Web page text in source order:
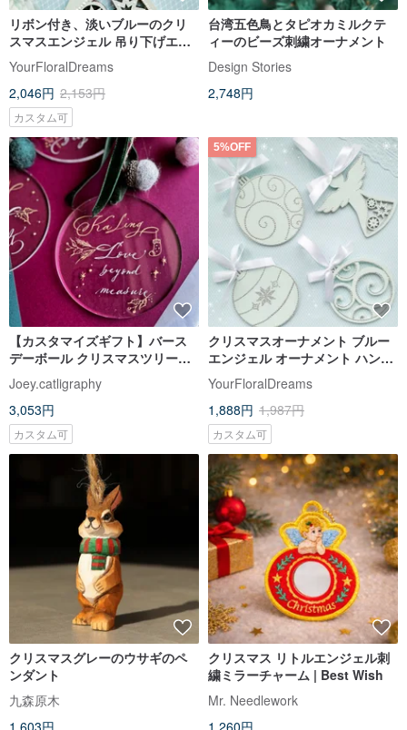
リボン付き、淡いブルーのクリ
スマスエンジェル 吊り下げエン
ジェル ベビー部屋の装飾 ギフト
YourFloralDreams
2,046円 2,153円
カスタム可
台湾五色鳥とタピオカミルクテ
ィーのビーズ刺繍オーナメント
Design Stories
2,748円
【カスタマイズギフト】バース
デーボール クリスマスツリーオ
ーナメント サプライズギフト交
換
Joey.catligraphy
3,053円
カスタム可
5%OFF
クリスマスオーナメント ブルー
エンジェル オーナメント ハンギ
ングデコレーションセット
YourFloralDreams
1,888円 1,987円
カスタム可
クリスマスグレーのウサギのペ
ンダント
九森原木
1,603円
クリスマス リトルエンジェル刺
繍ミラーチャーム | Best Wish
Mr. Needlework
1,260円